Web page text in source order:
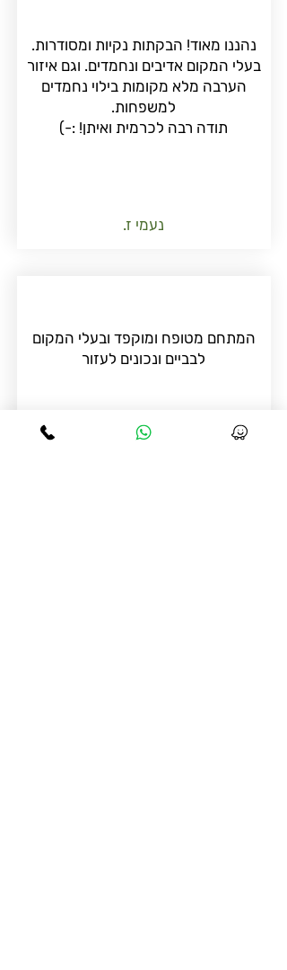
נהננו מאוד! הבקתות נקיות ומסודרות.
בעלי המקום אדיבים ונחמדים. וגם איזור
הערבה מלא מקומות בילוי נחמדים
למשפחות.
תודה רבה לכרמית ואיתן! :-)
נעמי ז.
המתחם מטופח ומוקפד ובעלי המקום
לבביים ונכונים לעזור